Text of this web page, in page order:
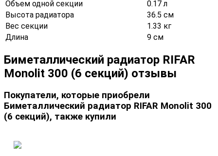
Объем одной секции
0.17 л
Высота радиатора
36.5 см
Вес секции
1.33 кг
Длина
9 см
Биметаллический радиатор RIFAR
Monolit 300 (6 секций) отзывы
Покупатели, которые приобрели
Биметаллический радиатор RIFAR Monolit 300
(6 секций), также купили